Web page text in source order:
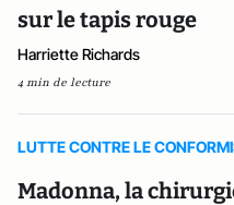
sur le tapis rouge
Harriette Richards
4 min de lecture
LUTTE CONTRE LE
Madonna, la